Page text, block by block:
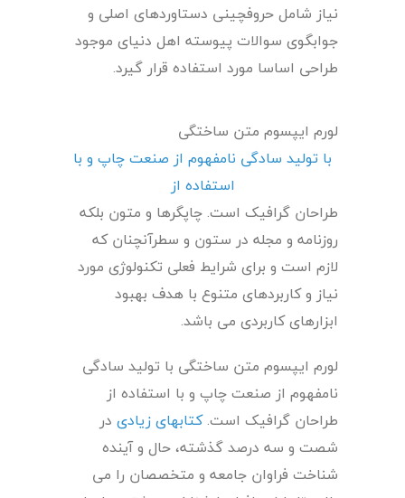
نیاز شامل حروفچینی دستاوردهای اصلی و
جوابگوی سوالات پیوسته اهل دنیای موجود
طراحی اساسا مورد استفاده قرار گیرد.
لورم ایپسوم متن ساختگی
با تولید سادگی نامفهوم از صنعت چاپ و با
استفاده از
طراحان گرافیک است. چاپگرها و متون بلکه
روزنامه و مجله در ستون و سطرآنچنان که
لازم است و برای شرایط فعلی تکنولوژی مورد
نیاز و کاربردهای متنوع با هدف بهبود
ابزارهای کاربردی می باشد.
لورم ایپسوم متن ساختگی با تولید سادگی
نامفهوم از صنعت چاپ و با استفاده از
طراحان گرافیک است.کتابهای زیادی در
شصت و سه درصد گذشته، حال و آینده
شناخت فراوان جامعه و متخصصان را می